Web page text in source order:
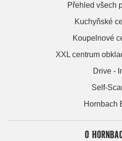
Přehled všech
Kuchyňské
Koupelnové
XXL centrum
Drive -
Self-
Hornbach
O